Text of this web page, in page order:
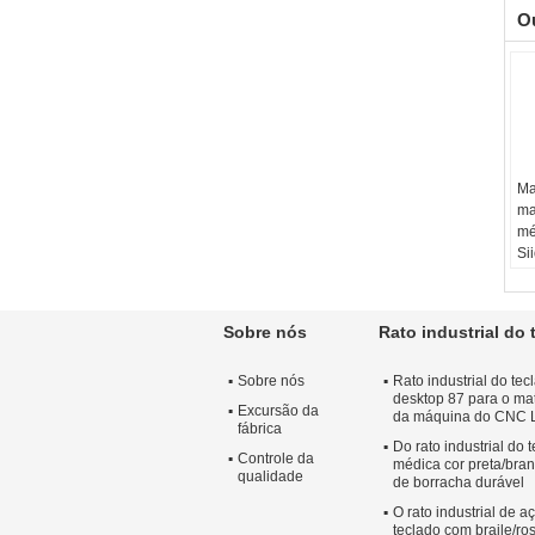
Sobre nós
Sobre nós
Excursão da
fábrica
Controle da
qualidade
Rato industrial do
Rato industrial do
desktop 87 para o
da máquina do CNC
Do rato industrial do
médica cor preta/
de borracha durável
O rato industrial de
teclado com braile/